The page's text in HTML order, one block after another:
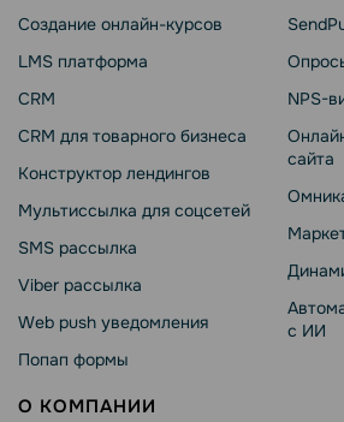
Создание онлайн-курсов
LMS платформа
CRM
CRM для товарного бизнеса
Конструктор лендингов
Мультиссылка для соцсетей
SMS рассылка
Viber рассылка
Web push уведомления
Попап формы
NPS-
сайта
с ИИ
О КОМПАНИИ